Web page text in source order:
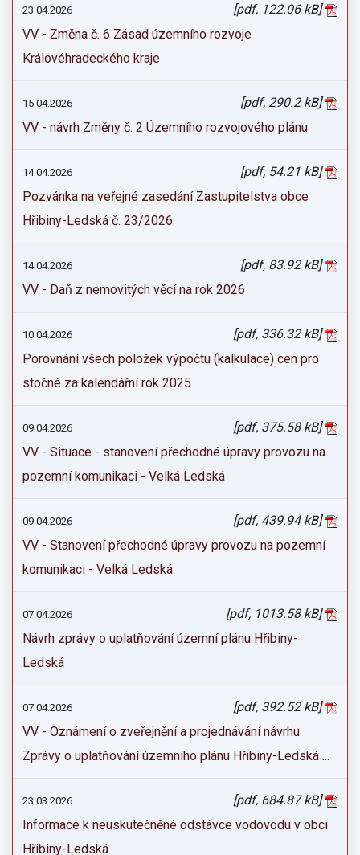
23.04.2026
[pdf, 122.06 kB]
VV - Změna č. 6 Zásad územního rozvoje
Královéhradeckého kraje
15.04.2026
[pdf, 290.2 kB]
VV - návrh Změny č. 2 Územního rozvojového plánu
14.04.2026
[pdf, 54.21 kB]
Pozvánka na veřejné zasedání Zastupitelstva obce
Hřibiny-Ledská č. 23/2026
14.04.2026
[pdf, 83.92 kB]
VV - Daň z nemovitých věcí na rok 2026
10.04.2026
[pdf, 336.32 kB]
Porovnání všech položek výpočtu (kalkulace) cen pro
stočné za kalendářní rok 2025
09.04.2026
[pdf, 375.58 kB]
VV - Situace - stanovení přechodné úpravy provozu na
pozemní komunikaci - Velká Ledská
09.04.2026
[pdf, 439.94 kB]
VV - Stanovení přechodné úpravy provozu na pozemní
komunikaci - Velká Ledská
07.04.2026
[pdf, 1013.58 kB]
Návrh zprávy o uplatňování územní plánu Hřibiny-
Ledská
07.04.2026
[pdf, 392.52 kB]
VV - Oznámení o zveřejnění a projednávání návrhu
Zprávy o uplatňování územního plánu Hřibiny-Ledská ...
23.03.2026
[pdf, 684.87 kB]
Informace k neuskutečněné odstávce vodovodu v obci
Hřibiny-Ledská